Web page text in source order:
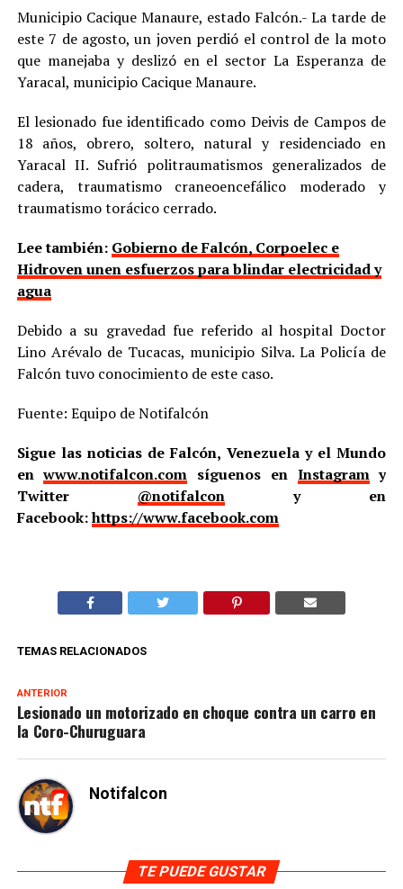
Municipio Cacique Manaure, estado Falcón.- La tarde de
este 7 de agosto, un joven perdió el control de la moto
que manejaba y deslizó en el sector La Esperanza de
Yaracal, municipio Cacique Manaure.
El lesionado fue identificado como Deivis de Campos de
18 años, obrero, soltero, natural y residenciado en
Yaracal II. Sufrió politraumatismos generalizados de
cadera, traumatismo craneoencefálico moderado y
traumatismo torácico cerrado.
Lee también: Gobierno de Falcón, Corpoelec e
Hidroven unen esfuerzos para blindar electricidad y
agua
Debido a su gravedad fue referido al hospital Doctor
Lino Arévalo de Tucacas, municipio Silva. La Policía de
Falcón tuvo conocimiento de este caso.
Fuente: Equipo de Notifalcón
Sigue las noticias de Falcón, Venezuela y el Mundo
enwww.notifalcon.com síguenos en Instagramy
Twitter @notifalcony en
Facebook:https://www.facebook.com
TEMAS RELACIONADOS
ANTERIOR
Lesionado un motorizado en choque contra un carro en
la Coro-Churuguara
Notifalcon
TE PUEDE GUSTAR